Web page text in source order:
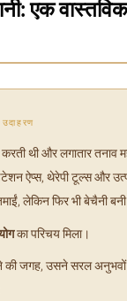
एक
करती थी और लगातार तनाव
ऐप्स, थेरेपी टूल्स और
लेकिन फिर भी बेचैनी बनी
का परिचय मिला।
की जगह, उसने सरल अनुभवों